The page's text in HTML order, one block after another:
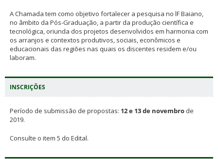
A Chamada tem como objetivo fortalecer a pesquisa no lF Baiano,
no âmbito da Pós-Graduação, a partir da produção científica e
tecnológica, oriunda dos projetos desenvolvidos em harmonia com
os arranjos e contextos produtivos, sociais, econômicos e
educacionais das regiões nas quais os discentes residem e/ou
laboram.
INSCRIÇÕES
Período de submissão de propostas: 12 e 13 de novembro de
2019.
Consulte o item 5 do Edital.